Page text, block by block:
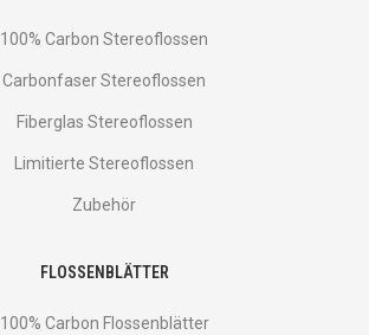
100% Carbon Stereoflossen
Carbonfaser Stereoflossen
Fiberglas Stereoflossen
Limitierte Stereoflossen
Zubehör
FLOSSENBLÄTTER
100% Carbon Flossenblätter